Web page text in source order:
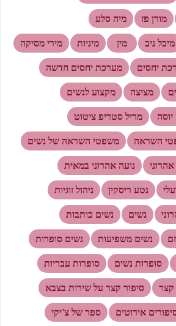
מורן פז מיה סלע
מיכל ניב מין מיניות מירי מסיקה
יחסים מערכת יחסים חדשה
מציצה מקצוע לנשים
יוסה מריל סטריפ ציטוט
השראה משפטי השראה של נשים
נועה אהרוני במאית
נטע ריסקין ניהול זוגיות
נשים נשים כותבות
נשים משפיעות נשים סופרות
סופרות נשים סופרות עבריות
קצר סיפור קצר על שירות בצבא
אירוטים ספר של צ'יקי